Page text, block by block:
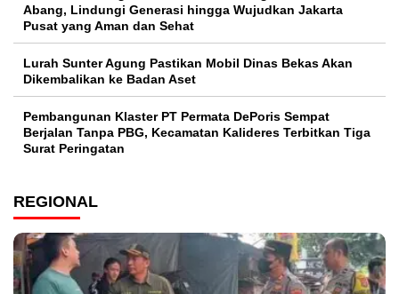
Abang, Lindungi Generasi hingga Wujudkan Jakarta
Pusat yang Aman dan Sehat
Lurah Sunter Agung Pastikan Mobil Dinas Bekas Akan
Dikembalikan ke Badan Aset
Pembangunan Klaster PT Permata DePoris Sempat
Berjalan Tanpa PBG, Kecamatan Kalideres Terbitkan Tiga
Surat Peringatan
REGIONAL